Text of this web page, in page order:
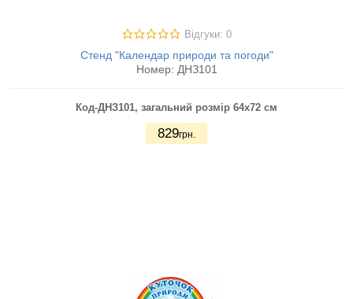
Відгуки: 0
Стенд "Календар природи та погоди"
Номер: ДНЗ101
Код-ДНЗ101, загальний розмір 64х72 см
829грн.